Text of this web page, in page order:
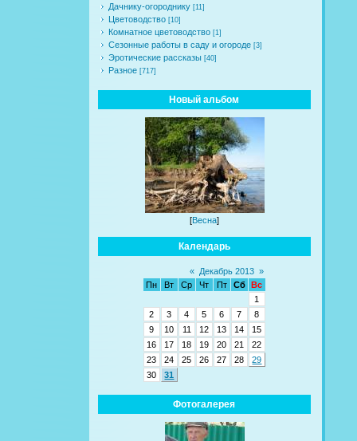
Дачнику-огороднику [11]
Цветоводство [10]
Комнатное цветоводство [1]
Сезонные работы в саду и огороде [3]
Эротические рассказы [40]
Разное [717]
Новый альбом
[Весна]
Календарь
« Декабрь 2013 »
Пн
Вт Ср Чт Пт Сб
Вс
1
2
3 4 5 6 7
8
9
10 11 12 13 14
15
16
17 18 19 20 21
22
23
24 25 26 27 28
29
30
31
Фотогалерея